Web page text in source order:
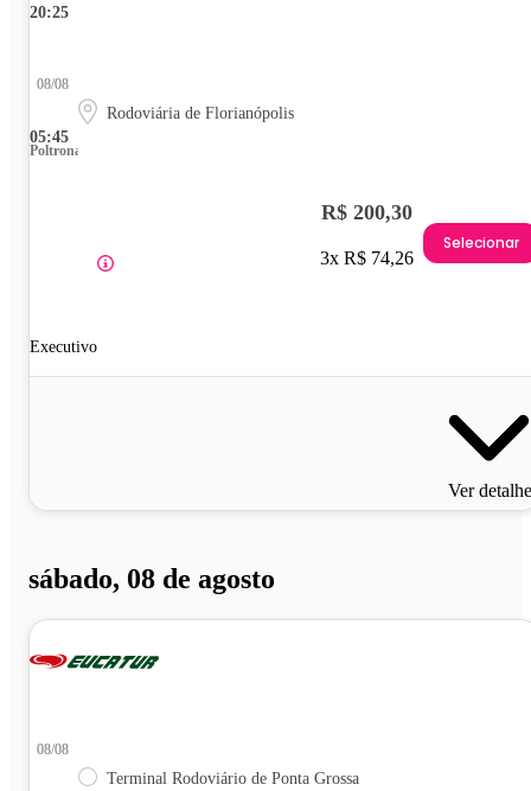
20:25
05:45
08/08
Rodoviária de Florianópolis
Poltrona
Executivo
R$ 200,30
3x R$ 74,26
Selecionar
Ver
sábado, 08 de agosto
08/08
Terminal Rodoviário de Ponta Grossa